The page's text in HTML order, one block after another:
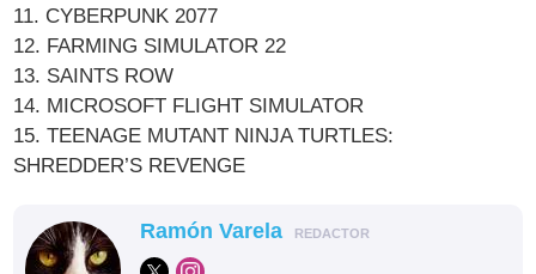
11. CYBERPUNK 2077
12. FARMING SIMULATOR 22
13. SAINTS ROW
14. MICROSOFT FLIGHT SIMULATOR
15. TEENAGE MUTANT NINJA TURTLES:
SHREDDER’S REVENGE
Ramón Varela REDACTOR